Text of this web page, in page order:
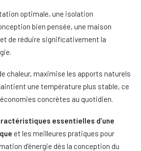
optimale, une isolation
bien pensée, une maison
de réduire significativement la
chaleur, maximise les apports naturels
une température plus stable, ce
concrètes au quotidien.
essentielles d’une
et les meilleures pratiques pour
d’énergie dès la conception du